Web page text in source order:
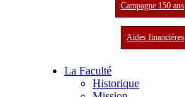
Campagne 150 ans
Aides financières
La Faculté
Historique